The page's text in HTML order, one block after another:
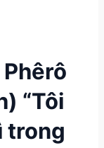
Phêrô
“Tôi
trong